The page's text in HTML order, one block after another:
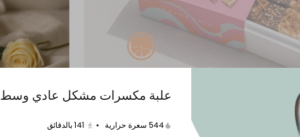
متنوعة منتجات صحية مفرزنات همسات من باريس
علبة مكسرات مشكل عادي وسط
544 سعرة حرارية •
141 بالدقائق